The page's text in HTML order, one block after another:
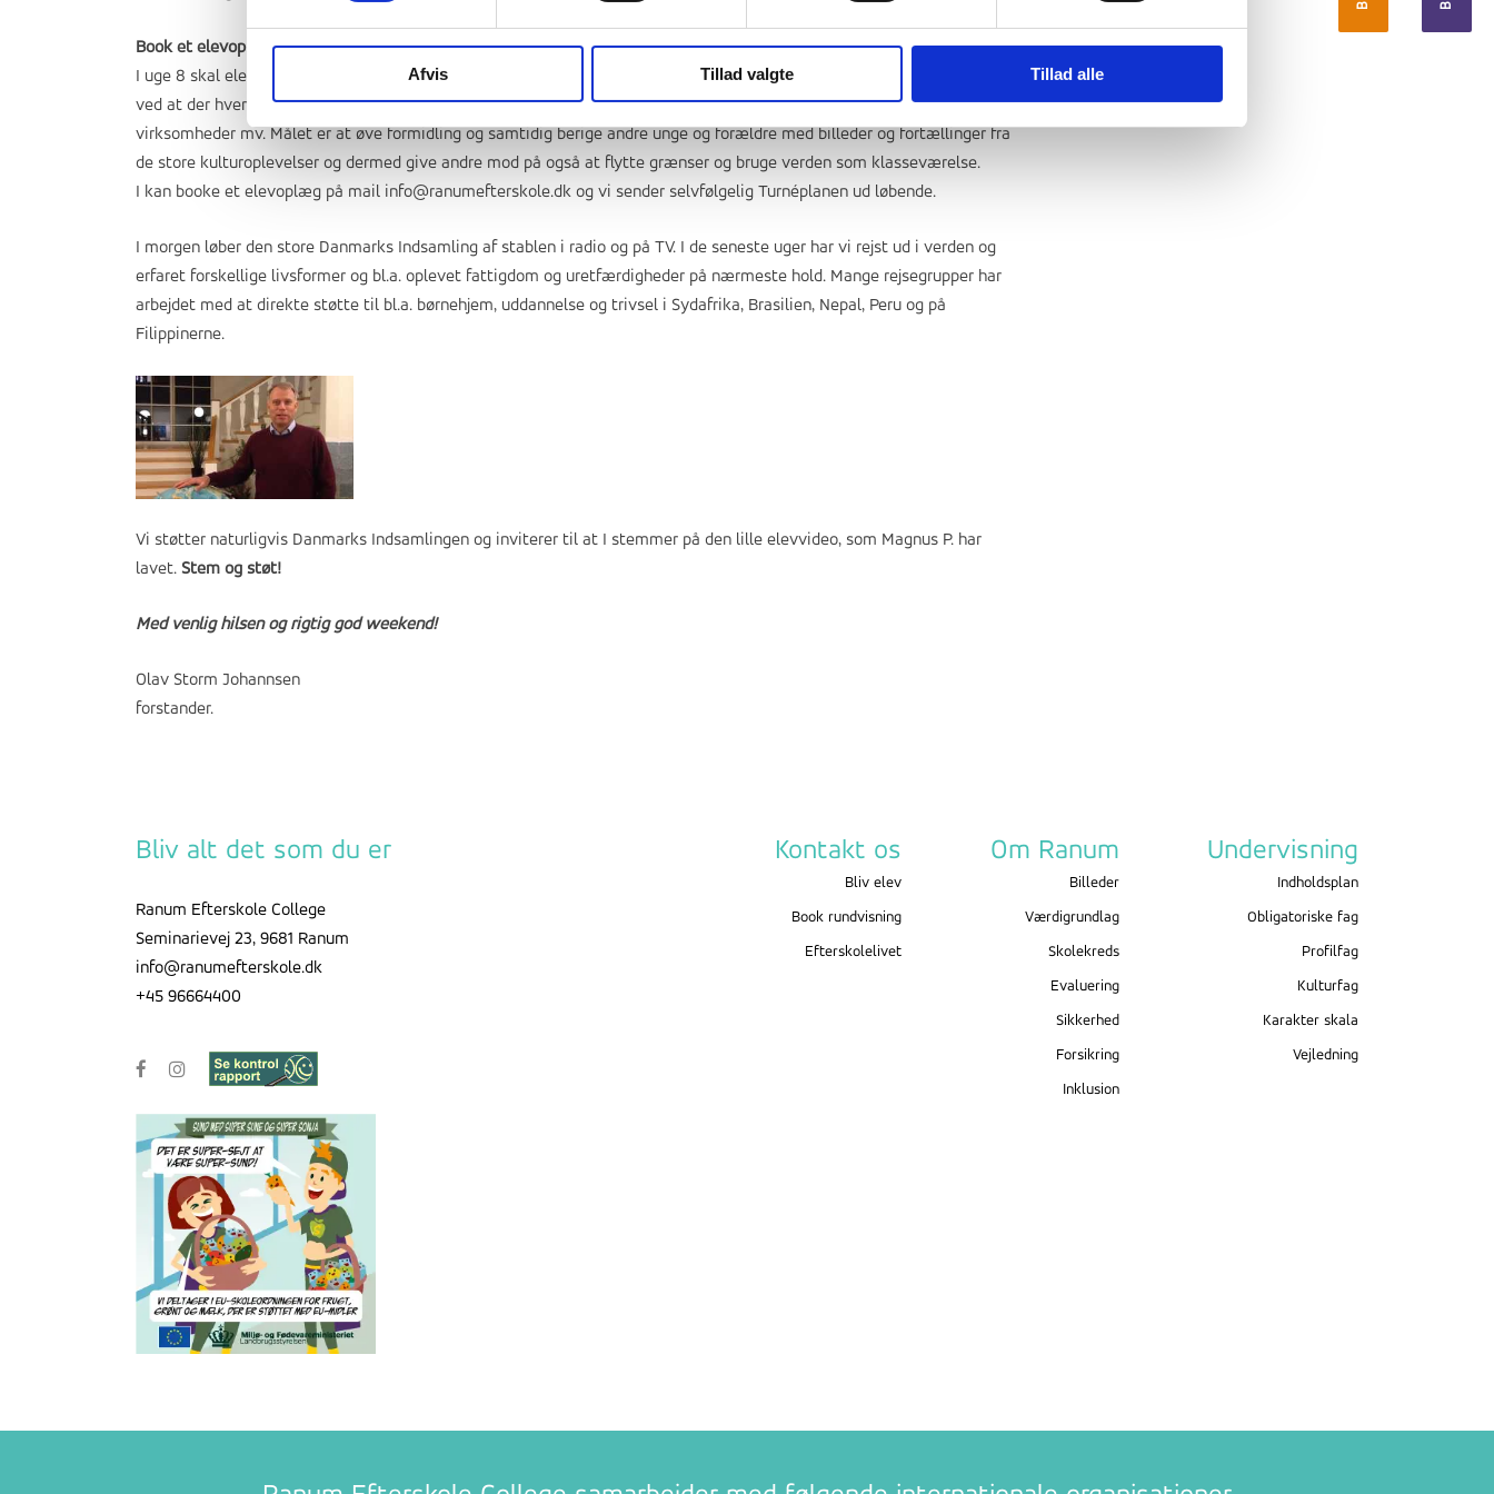
Afvis Tillad valgte Tillad alle
Book et elevoplæg fra Kulturrejserne!
I uge 8 skal eleverne også fremlægge deres “produkter” eller præsentationer fra Kulturfagene og rejserne. Det sker bl.a.
ved at der hver dag er 2 busser, som kører ud i landet med elever, som skal holde oplæg på skoler, i foreninger og på
virksomheder mv. Målet er at øve formidling og samtidig berige andre unge og forældre med billeder og fortællinger fra
de store kulturoplevelser og dermed give andre mod på også at flytte grænser og bruge verden som klasseværelse.
I kan booke et elevoplæg på mail info@ranumefterskole.dk og vi sender selvfølgelig Turnéplanen ud løbende.
I morgen løber den store Danmarks Indsamling af stablen i radio og på TV. I de seneste uger har vi rejst ud i verden og
erfaret forskellige livsformer og bl.a. oplevet fattigdom og uretfærdigheder på nærmeste hold. Mange rejsegrupper har
arbejdet med at direkte støtte til bl.a. børnehjem, uddannelse og trivsel i Sydafrika, Brasilien, Nepal, Peru og på
Filippinerne.
Vi støtter naturligvis Danmarks Indsamlingen og inviterer til at I stemmer på den lille elevvideo, som Magnus P. har
lavet. Stem og støt!
Med venlig hilsen og rigtig god weekend!
Olav Storm Johannsen
forstander.
Bliv alt det som du er
Ranum Efterskole College
Seminarievej 23, 9681 Ranum
info@ranumefterskole.dk
+45 96664400
Kontakt os
Bliv elev
Book rundvisning
Efterskolelivet
Om Ranum
Billeder
Værdigrundlag
Skolekreds
Evaluering
Sikkerhed
Forsikring
Inklusion
Undervisning
Indholdsplan
Obligatoriske fag
Profilfag
Kulturfag
Karakter skala
Vejledning